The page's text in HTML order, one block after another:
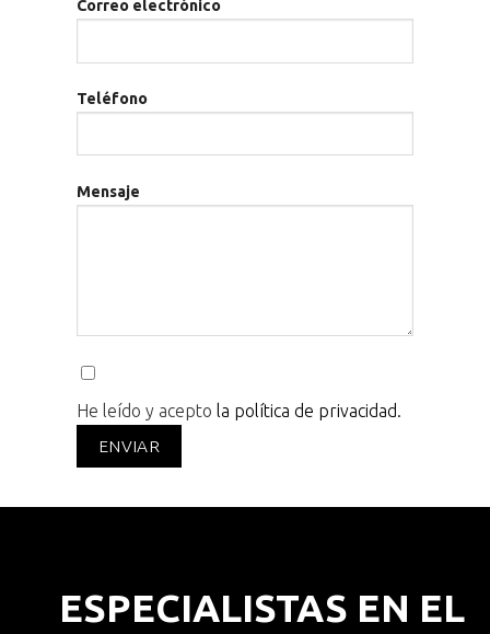
Correo electrónico
Teléfono
Mensaje
He leído y acepto la política de privacidad.
ESPECIALISTAS EN EL